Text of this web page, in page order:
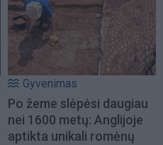
Gyvenimas
Po žeme slėpėsi daugiau
nei 1600 metų: Anglijoje
aptikta unikali romėnų